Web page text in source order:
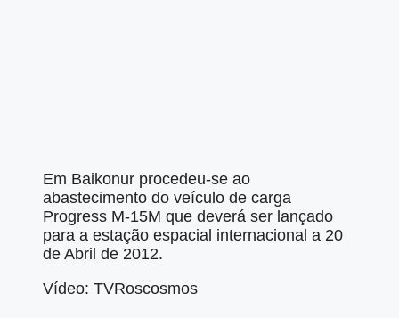
Em Baikonur procedeu-se ao
abastecimento do veículo de carga
Progress M-15M que deverá ser lançado
para a estação espacial internacional a 20
de Abril de 2012.
Vídeo: TVRoscosmos